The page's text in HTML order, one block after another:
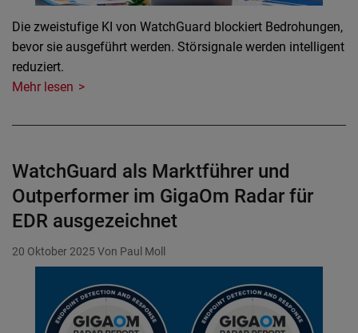
Die zweistufige KI von WatchGuard blockiert Bedrohungen,
bevor sie ausgeführt werden. Störsignale werden intelligent
reduziert.
Mehr lesen
WatchGuard als Marktführer und
Outperformer im GigaOm Radar für
EDR ausgezeichnet
20 Oktober 2025 Von Paul Moll